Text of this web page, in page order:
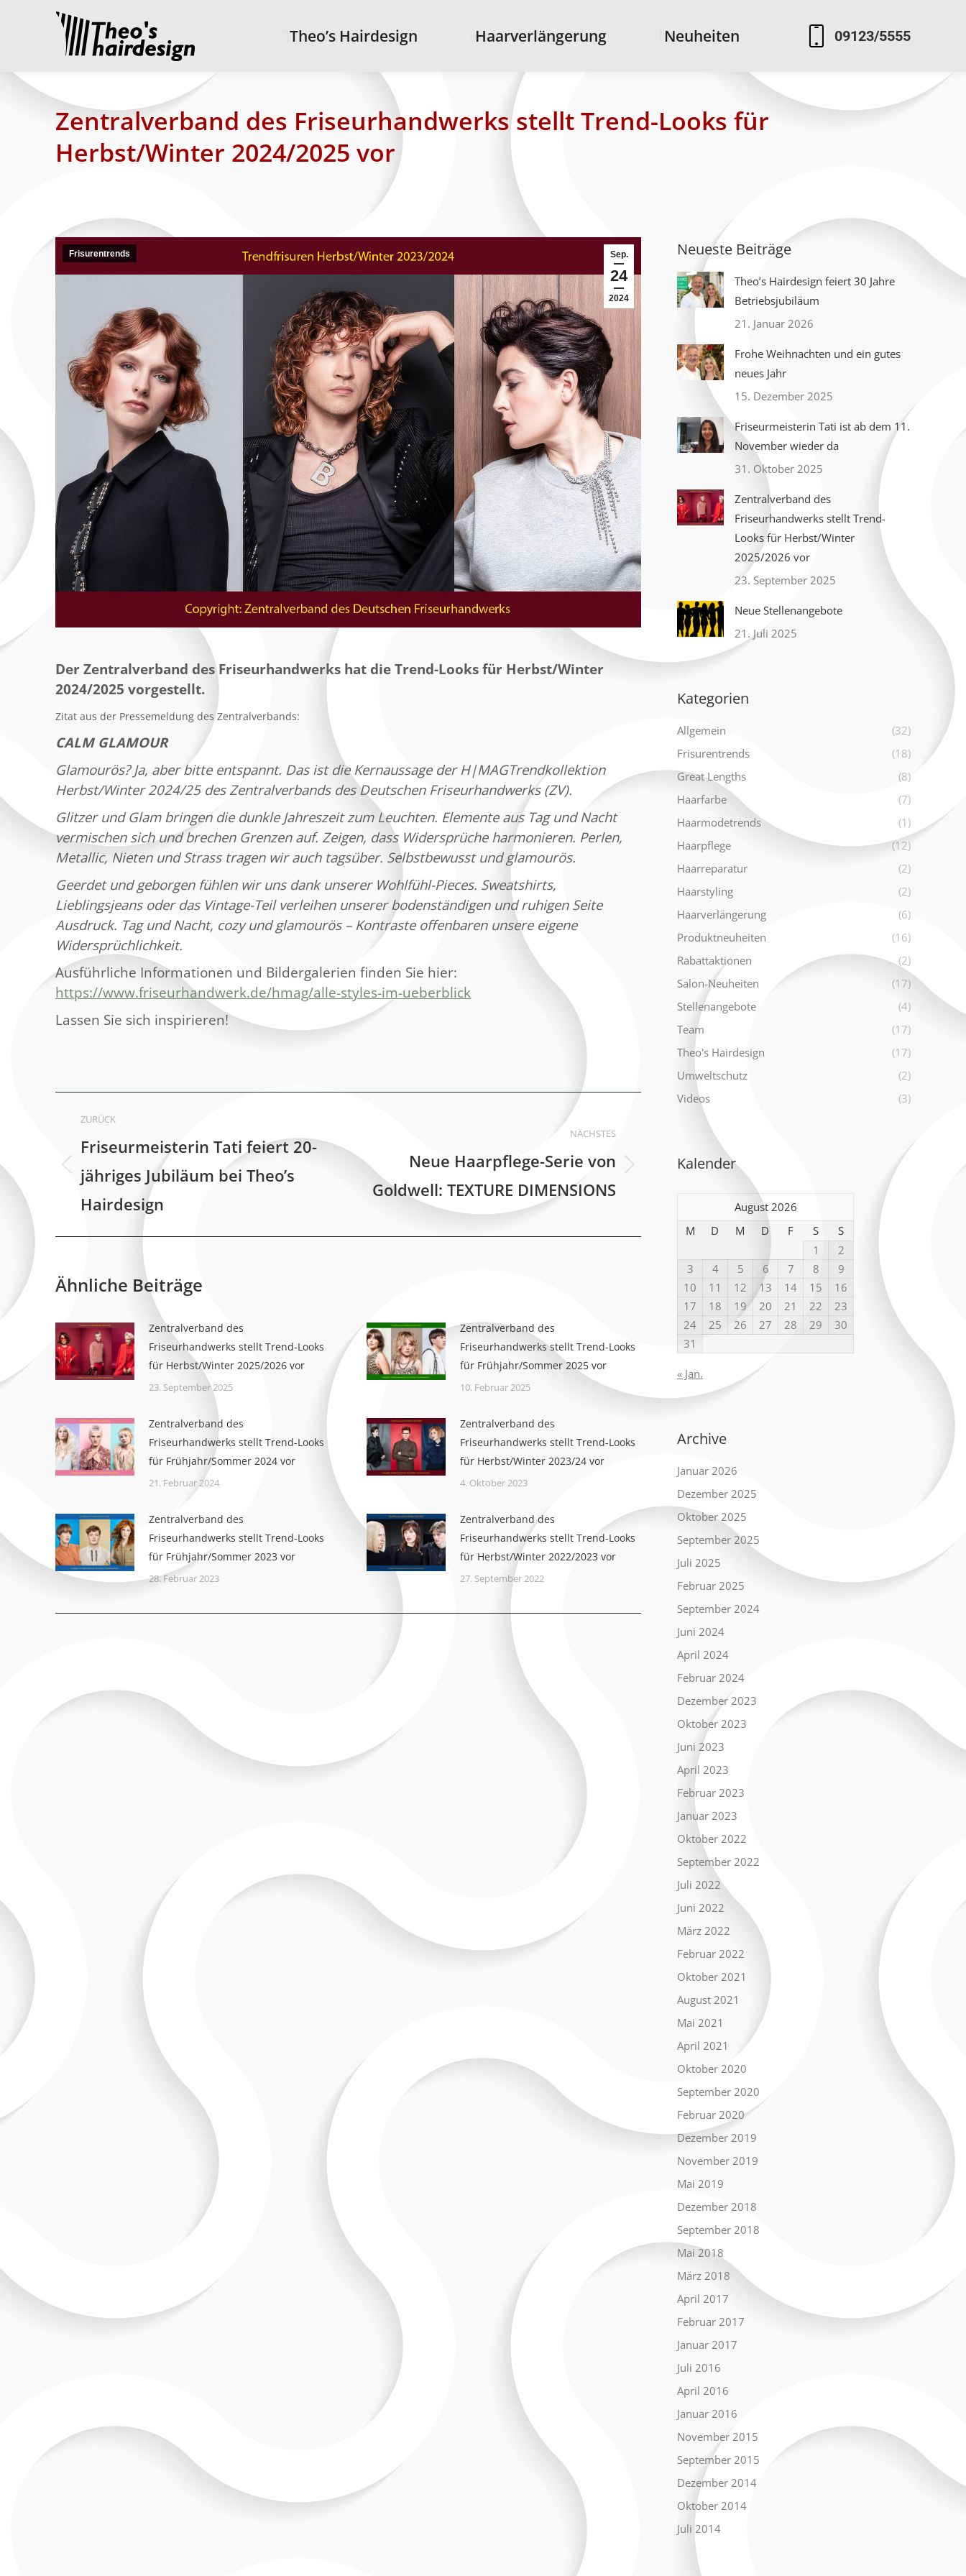
Theo’s Hairdesign Haarverlängerung Neuheiten 09123/5555
Zentralverband des Friseurhandwerks stellt Trend-Looks für
Herbst/Winter 2024/2025 vor
Sep.
24
2024
Frisurentrends
Der Zentralverband des Friseurhandwerks hat die Trend-Looks für Herbst/Winter
2024/2025 vorgestellt.
Zitat aus der Pressemeldung des Zentralverbands:
CALM GLAMOUR
Glamourös? Ja, aber bitte entspannt. Das ist die Kernaussage der H|MAGTrendkollektion
Herbst/Winter 2024/25 des Zentralverbands des Deutschen Friseurhandwerks (ZV).
Glitzer und Glam bringen die dunkle Jahreszeit zum Leuchten. Elemente aus Tag und Nacht
vermischen sich und brechen Grenzen auf. Zeigen, dass Widersprüche harmonieren. Perlen,
Metallic, Nieten und Strass tragen wir auch tagsüber. Selbstbewusst und glamourös.
Geerdet und geborgen fühlen wir uns dank unserer Wohlfühl-Pieces. Sweatshirts,
Lieblingsjeans oder das Vintage-Teil verleihen unserer bodenständigen und ruhigen Seite
Ausdruck. Tag und Nacht, cozy und glamourös – Kontraste offenbaren unsere eigene
Widersprüchlichkeit.
Ausführliche Informationen und Bildergalerien finden Sie hier:
https://www.friseurhandwerk.de/hmag/alle-styles-im-ueberblick
Lassen Sie sich inspirieren!
Kommentarnavigation
ZURÜCK
Vorheriger
Friseurmeisterin Tati feiert 20-
jähriges Jubiläum bei Theo’s
Hairdesign
NÄCHSTES
Nächster
Beitrag:
Neue Haarpflege-Serie von
Goldwell: TEXTURE DIMENSIONS
Ähnliche Beiträge
Zentralverband des
Friseurhandwerks stellt Trend-Looks
für Herbst/Winter 2025/2026 vor
23. September 2025
Zentralverband des
Friseurhandwerks stellt Trend-Looks
für Frühjahr/Sommer 2025 vor
10. Februar 2025
Zentralverband des
Friseurhandwerks stellt Trend-Looks
für Frühjahr/Sommer 2024 vor
21. Februar 2024
Zentralverband des
Friseurhandwerks stellt Trend-Looks
für Herbst/Winter 2023/24 vor
4. Oktober 2023
Zentralverband des
Friseurhandwerks stellt Trend-Looks
für Frühjahr/Sommer 2023 vor
28. Februar 2023
Zentralverband des
Friseurhandwerks stellt Trend-Looks
für Herbst/Winter 2022/2023 vor
27. September 2022
Neueste Beiträge
Theo’s Hairdesign feiert 30 Jahre
Betriebsjubiläum
21. Januar 2026
Frohe Weihnachten und ein gutes
neues Jahr
15. Dezember 2025
Friseurmeisterin Tati ist ab dem 11.
November wieder da
31. Oktober 2025
Zentralverband des
Friseurhandwerks stellt Trend-
Looks für Herbst/Winter
2025/2026 vor
23. September 2025
Neue Stellenangebote
21. Juli 2025
Kategorien
Allgemein
(32)
Frisurentrends
(18)
Great Lengths
(8)
Haarfarbe
(7)
Haarmodetrends
(1)
Haarpflege
(12)
Haarreparatur
(2)
Haarstyling
(2)
Haarverlängerung
(6)
Produktneuheiten
(16)
Rabattaktionen
(2)
Salon-Neuheiten
(17)
Stellenangebote
(4)
Team
(17)
Theo's Hairdesign
(17)
Umweltschutz
(2)
Videos
(3)
Kalender
August 2026
M
D M D F S
S
1
2
3
4 5 6 7 8
9
10
11 12 13 14 15
16
17
18 19 20 21 22
23
24
25 26 27 28 29
30
31
« Jan.
Archive
Januar 2026
Dezember 2025
Oktober 2025
September 2025
Juli 2025
Februar 2025
September 2024
Juni 2024
April 2024
Februar 2024
Dezember 2023
Oktober 2023
Juni 2023
April 2023
Februar 2023
Januar 2023
Oktober 2022
September 2022
Juli 2022
Juni 2022
März 2022
Februar 2022
Oktober 2021
August 2021
Mai 2021
April 2021
Oktober 2020
September 2020
Februar 2020
Dezember 2019
November 2019
Mai 2019
Dezember 2018
September 2018
Mai 2018
März 2018
April 2017
Februar 2017
Januar 2017
Juli 2016
April 2016
Januar 2016
November 2015
September 2015
Dezember 2014
Oktober 2014
Juli 2014
Theo’s Hairdesign Haarverlängerung Neuheiten 09123/5555